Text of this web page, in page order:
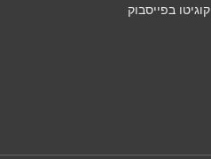
קוגיטו בפייסבוק